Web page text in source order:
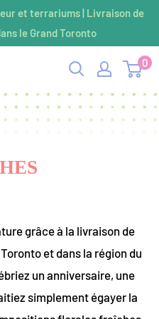
et terrariums | Livraison de
le Grand Toronto
0
grâce à la livraison de
et dans la région du
un anniversaire, une
simplement égayer la